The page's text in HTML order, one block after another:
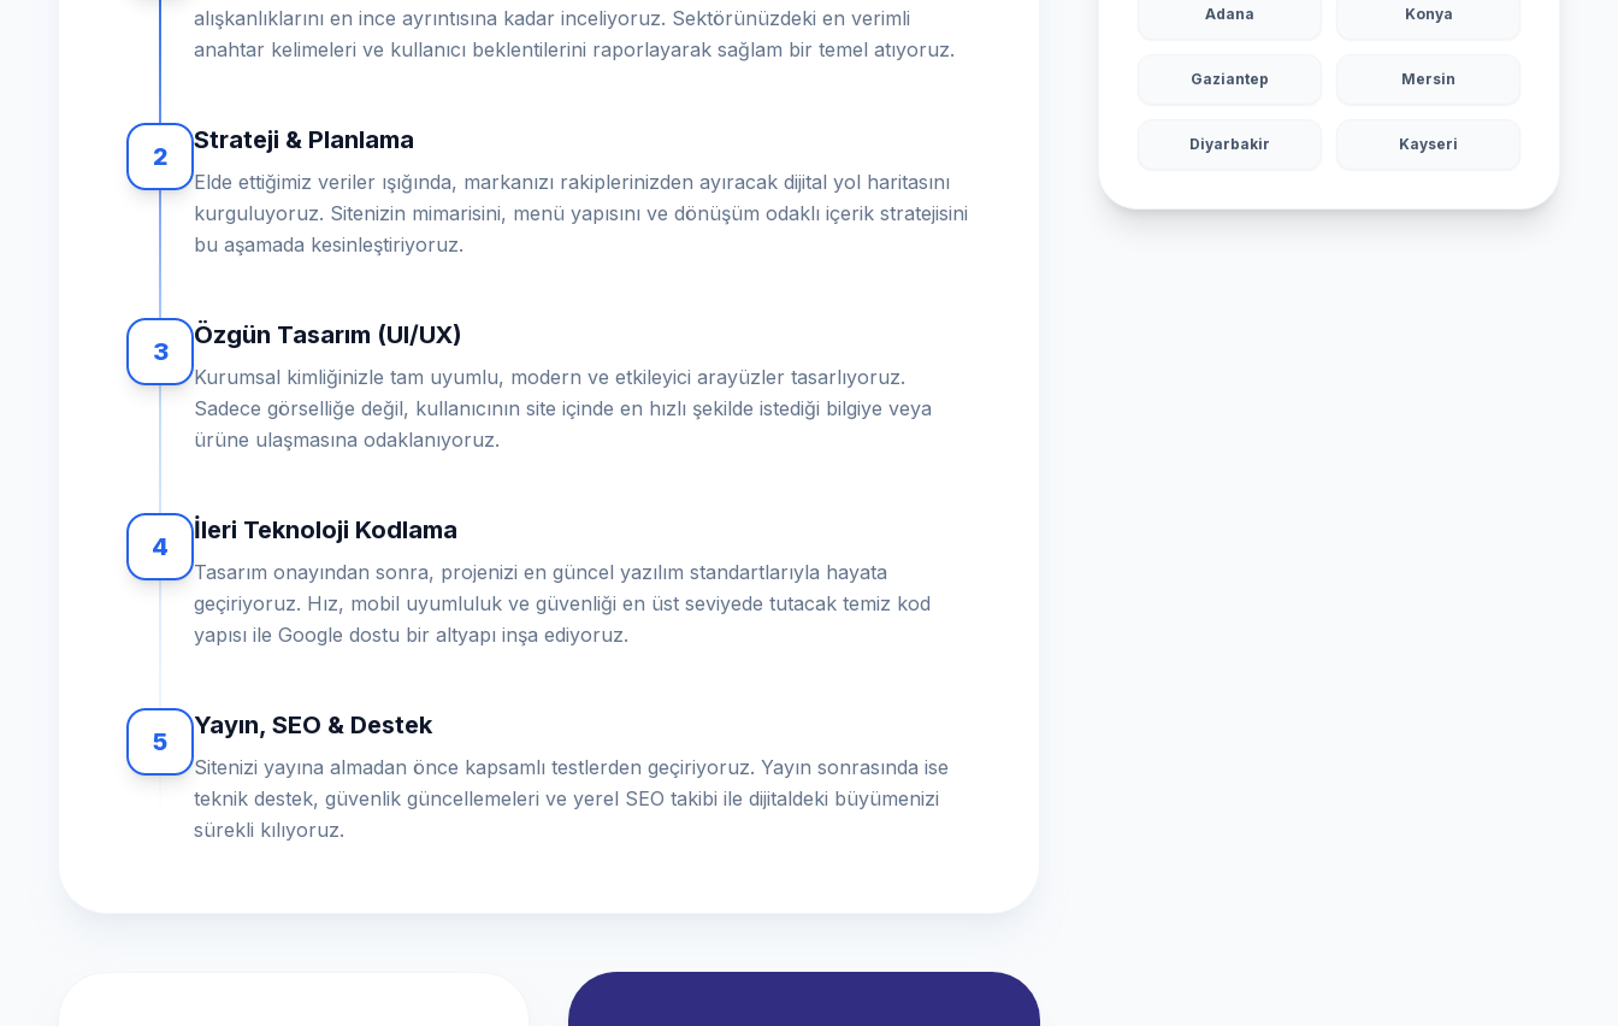
alışkanlıklarını en ince ayrıntısına kadar inceliyoruz. Sektörünüzdeki en verimli
anahtar kelimeleri ve kullanıcı beklentilerini raporlayarak sağlam bir temel atıyoruz.
2
Strateji & Planlama
Elde ettiğimiz veriler ışığında, markanızı rakiplerinizden ayıracak dijital yol haritasını
kurguluyoruz. Sitenizin mimarisini, menü yapısını ve dönüşüm odaklı içerik stratejisini
bu aşamada kesinleştiriyoruz.
3
Özgün Tasarım (UI/UX)
Kurumsal kimliğinizle tam uyumlu, modern ve etkileyici arayüzler tasarlıyoruz.
Sadece görselliğe değil, kullanıcının site içinde en hızlı şekilde istediği bilgiye veya
ürüne ulaşmasına odaklanıyoruz.
4
İleri Teknoloji Kodlama
Tasarım onayından sonra, projenizi en güncel yazılım standartlarıyla hayata
geçiriyoruz. Hız, mobil uyumluluk ve güvenliği en üst seviyede tutacak temiz kod
yapısı ile Google dostu bir altyapı inşa ediyoruz.
5
Yayın, SEO & Destek
Sitenizi yayına almadan önce kapsamlı testlerden geçiriyoruz. Yayın sonrasında ise
teknik destek, güvenlik güncellemeleri ve yerel SEO takibi ile dijitaldeki büyümenizi
sürekli kılıyoruz.
Adana Konya
Gaziantep Mersin
Diyarbakir Kayseri